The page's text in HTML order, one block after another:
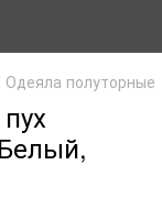
Одеяла полуторные